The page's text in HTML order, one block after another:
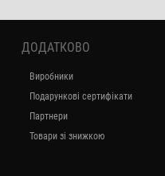
ДОДАТКОВО
Виробники
Подарункові сертифікати
Партнери
Товари зі знижкою